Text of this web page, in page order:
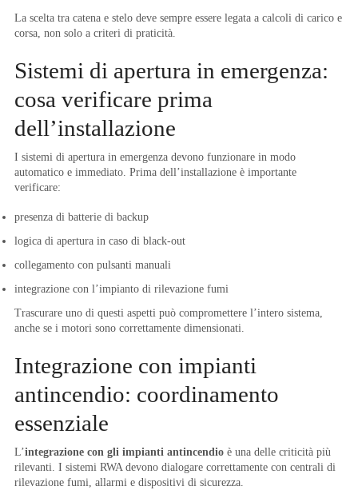
La scelta tra catena e stelo deve sempre essere legata a calcoli di carico e
corsa, non solo a criteri di praticità.
Sistemi di apertura in emergenza:
cosa verificare prima
dell’installazione
I sistemi di apertura in emergenza devono funzionare in modo
automatico e immediato. Prima dell’installazione è importante
verificare:
presenza di batterie di backup
logica di apertura in caso di black-out
collegamento con pulsanti manuali
integrazione con l’impianto di rilevazione fumi
Trascurare uno di questi aspetti può compromettere l’intero sistema,
anche se i motori sono correttamente dimensionati.
Integrazione con impianti
antincendio: coordinamento
essenziale
L’integrazione con gli impianti antincendio è una delle criticità più
rilevanti. I sistemi RWA devono dialogare correttamente con centrali di
rilevazione fumi, allarmi e dispositivi di sicurezza.